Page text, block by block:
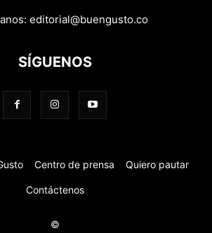
editorial@buengusto.co
SÍGUENOS
Centro de prensa Quiero pautar
Contáctenos
©